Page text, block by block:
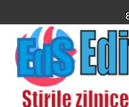
to
content